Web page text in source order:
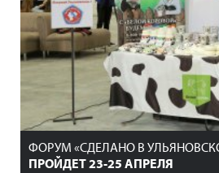
ФОРУМ «СДЕЛАНО В
ПРОЙДЕТ 23-25 АПРЕЛЯ